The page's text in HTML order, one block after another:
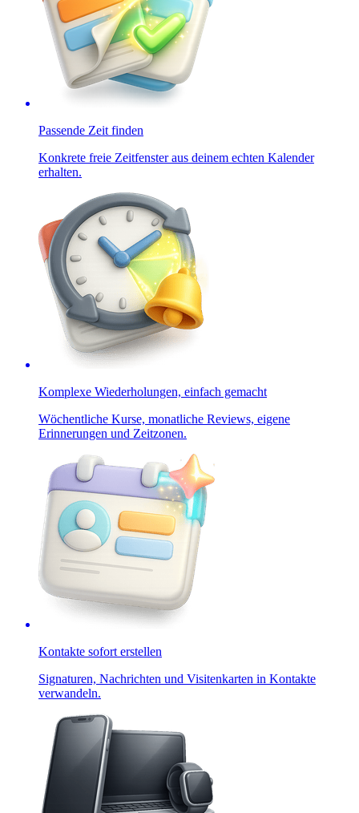
Passende Zeit finden
Konkrete freie Zeitfenster aus deinem echten Kalender
erhalten.
Komplexe Wiederholungen, einfach gemacht
Wöchentliche Kurse, monatliche Reviews, eigene
Erinnerungen und Zeitzonen.
Kontakte sofort erstellen
Signaturen, Nachrichten und Visitenkarten in Kontakte
verwandeln.